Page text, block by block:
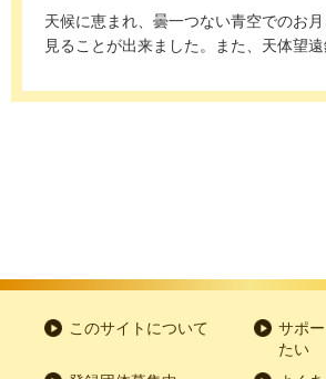
天候に恵まれ、曇一つない青空でのお
見ることが出来ました。また、天体望
このサイトについて
サポ
たい